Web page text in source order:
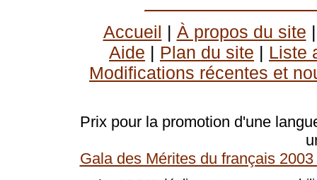
Accueil | À propos du site
Aide | Plan du site | Liste
Modifications récentes et
Prix pour la promotion d'une
Gala des Mérites du français